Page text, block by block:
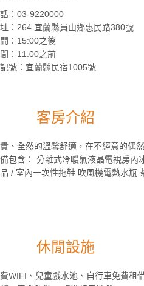
：03-9220000
：264 宜蘭縣員山鄉惠民路380號
：15:00之後
：11:00之前
號：宜蘭縣民宿1005號
客房介紹
、全然的溫馨舒適，在不經意的偶
包含： 分離式冷暖氣液晶電視房內
/ 室內一次性拖鞋 吹風機電熱水瓶
休閒設施
WIFI、兒童戲水池、自行車免費租